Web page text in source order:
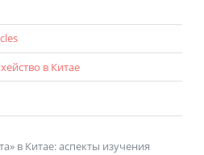
в Китае
в Китае: аспекты изучения